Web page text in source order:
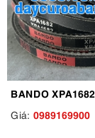
BANDO XPA1682
Giá: 0989169900